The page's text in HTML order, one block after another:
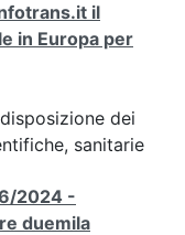
il
in Europa per
dei
sanitarie
2024 -
duemila